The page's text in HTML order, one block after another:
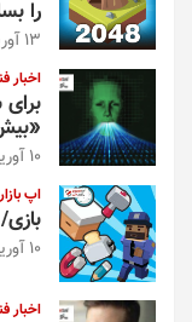
را
13 آوریل 2024
اخبار
10 آوریل 2024
اپ بازار
بازی/ Hide.io؛ از چشم بقیه پنهان شوید
10 آوریل 2024
اخبار